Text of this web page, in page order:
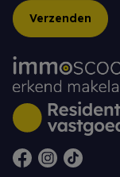
Verzenden